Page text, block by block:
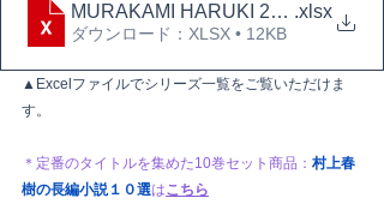
MURAKAMI HARUKI 2025.9
.xlsx
ダウンロード：XLSX • 12KB
▲Excelファイルでシリーズ一覧をご覧いただけま
す。
＊定番のタイトルを集めた10巻セット商品： 村上春
樹の長編小説１０選はこちら